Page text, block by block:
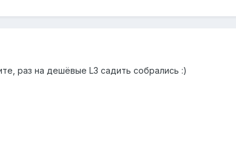
раз на дешёвые L3 садить собрались :)